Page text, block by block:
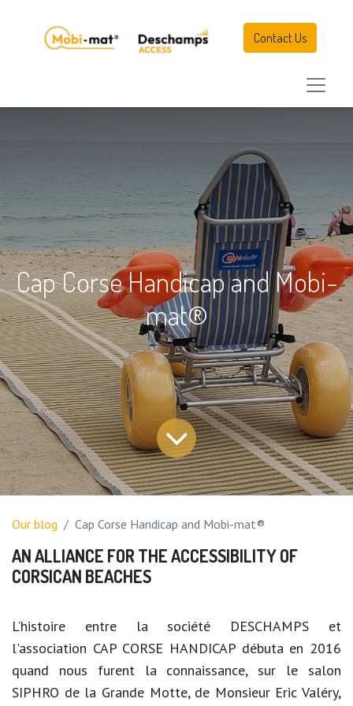
Contact Us
Cap Corse Handicap and Mobi-
mat®
Our blog Cap Corse Handicap and Mobi-mat®
AN ALLIANCE FOR THE ACCESSIBILITY OF
CORSICAN BEACHES​
L’histoire entre la société DESCHAMPS et
l'association CAP CORSE HANDICAP débuta en 2016
quand nous furent la connaissance, sur le salon
SIPHRO de la Grande Motte, de Monsieur Eric Valéry,